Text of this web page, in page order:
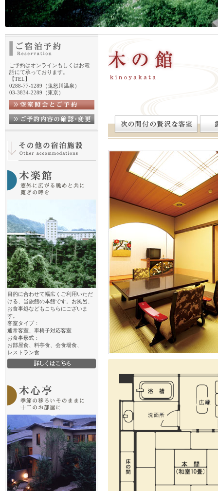
ご予約はオンラインもしくはお電
話にて承っております。
【TEL】
0288-77-1289（鬼怒川温泉）
03-3834-2289（東京）
目的に合わせて幅広くご利用いただ
ける、当旅館の本館です。お風呂、
お食事処などもこちらにございま
す。
客室タイプ：
通常客室、車椅子対応客室
お食事形式：
お部屋食、料亭食、会食場食、
レストラン食